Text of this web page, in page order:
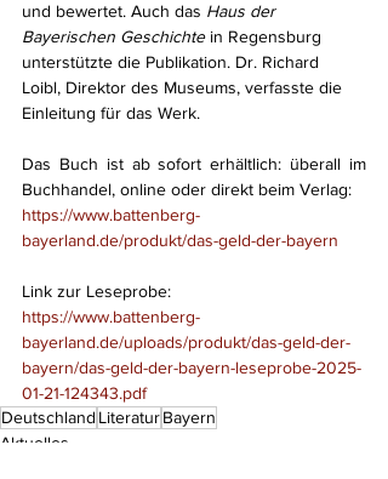
und bewertet. Auch das Haus der
Bayerischen Geschichte in Regensburg
unterstützte die Publikation. Dr. Richard
Loibl, Direktor des Museums, verfasste die
Einleitung für das Werk.
Das Buch ist ab sofort erhältlich: überall im
Buchhandel, online oder direkt beim Verlag:
https://www.battenberg-
bayerland.de/produkt/das-geld-der-bayern
Link zur Leseprobe:
https://www.battenberg-
bayerland.de/uploads/produkt/das-geld-der-
bayern/das-geld-der-bayern-leseprobe-2025-
01-21-124343.pdf
Deutschland LiteraturBayern
Aktuelles